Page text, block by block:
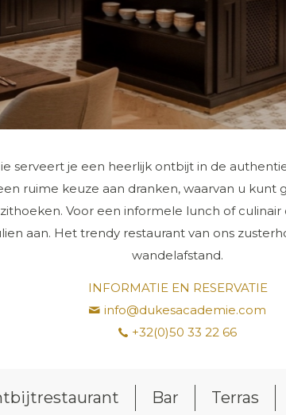
serveert je een heerlijk ontbijt in de
ruime keuze aan dranken, waarvan u kunt
Voor een informele lunch of culinair
aan. Het trendy restaurant van ons
wandelafstand.
INFORMATIE EN RESERVATIE
info@dukesacademie.com
+32(0)50 33 22 66
Bar Terras